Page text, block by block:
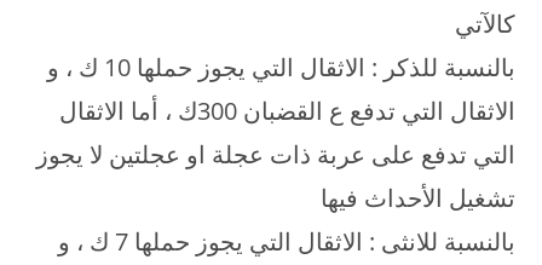
كالآتي
بالنسبة للذكر : الاثقال التي يجوز حملها 10 ك ، و
الاثقال التي تدفع ع القضبان 300ك ، أما الاثقال
التي تدفع على عربة ذات عجلة او عجلتين لا يجوز
تشغيل الأحداث فيها
بالنسبة للانثى : الاثقال التي يجوز حملها 7 ك ، و